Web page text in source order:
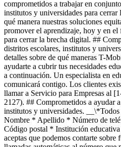
comprometidos a trabajar en
institutos y universidades para
qué manera nuestras soluciones
promover el aprendizaje, hoy y en
para cerrar la brecha digital. ##
distritos escolares, institutos y
detalles sobre de qué maneras T-
ayudarte a cubrir tus necesidades
a continuación. Un especialista en
comunicará contigo. Los clientes
llamar a Servicio para Empresas al
2127). ## Comprometidos a ayudar
institutos y universidades. __\*Todos
Nombre * Apellido * Número de
Código postal * Institución
aceptas que podemos contarte sobre